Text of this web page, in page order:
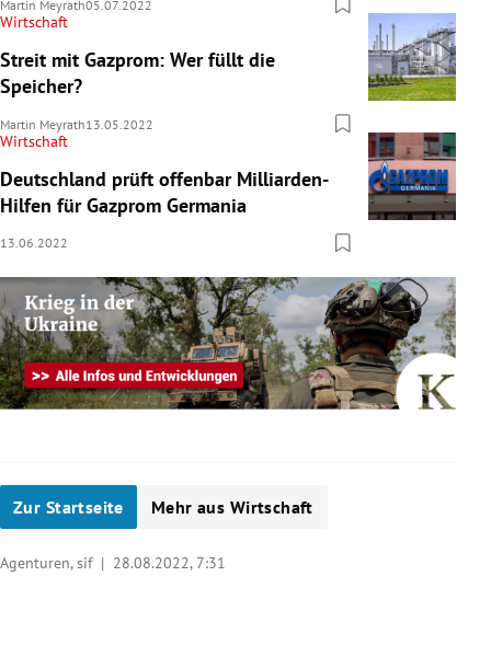
Martin Meyrath05.07.2022
Wirtschaft
Streit mit Gazprom: Wer füllt die
Speicher?
Martin Meyrath13.05.2022
Wirtschaft
Deutschland prüft offenbar Milliarden-
Hilfen für Gazprom Germania
13.06.2022
Zur Startseite Mehr aus Wirtschaft
Agenturen, sif | 28.08.2022, 7:31